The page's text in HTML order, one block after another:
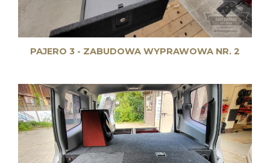
PAJERO 3 - ZABUDOWA WYPRAWOWA NR. 2